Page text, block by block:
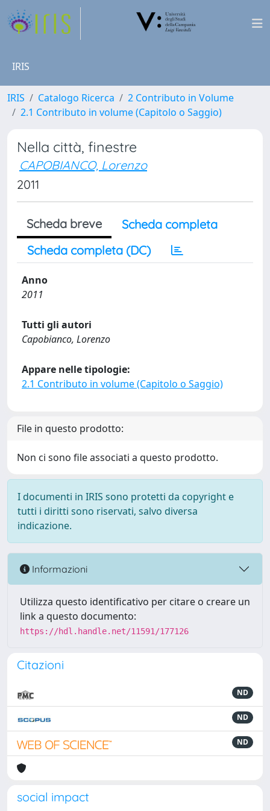
IRIS
IRIS Catalogo Ricerca
2 Contributo in Volume
2.1 Contributo in volume (Capitolo o Saggio)
Nella città, finestre
CAPOBIANCO, Lorenzo
2011
Scheda breve
Scheda completa
Scheda completa (DC)
Anno
2011
Tutti gli autori
Capobianco, Lorenzo
Appare nelle tipologie:
2.1 Contributo in volume (Capitolo o Saggio)
File in questo prodotto:
Non ci sono file associati a questo prodotto.
I documenti in IRIS sono protetti da copyright e
tutti i diritti sono riservati, salvo diversa
indicazione.
Informazioni
Utilizza questo identificativo per citare o creare un
link a questo documento:
https://hdl.handle.net/11591/177126
Citazioni
ND
ND
ND
social impact